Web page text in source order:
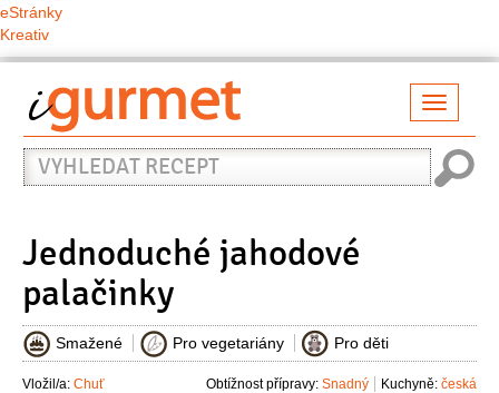
eStránky
Kreativ
Vyhledat
recept
Jednoduché jahodové
palačinky
Smažené Pro vegetariány Pro děti
Vložil/a: Chuť Kuchyně: česká
Obtížnost přípravy: Snadný